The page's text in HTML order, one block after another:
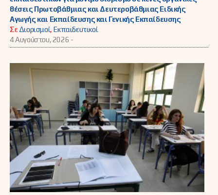
θέσεις Πρωτοβάθμιας και Δευτεροβάθμιας Ειδικής
Αγωγής και Εκπαίδευσης και Γενικής Εκπαίδευσης
ΣεΔιορισμοί, Εκπαιδευτικοί
4 Αυγούστου, 2026 -